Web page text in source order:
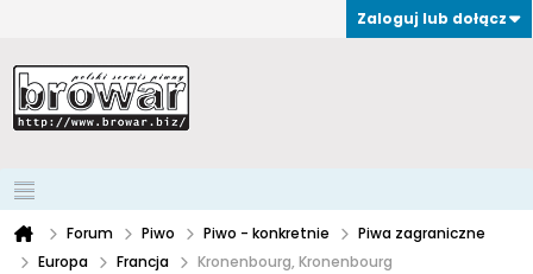
Zaloguj lub dołącz
Forum Piwo Piwo - konkretnie
Piwa zagraniczne
Europa
Francja
Kronenbourg, Kronenbourg